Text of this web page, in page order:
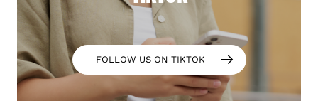
FOLLOW US ON TIKTOK